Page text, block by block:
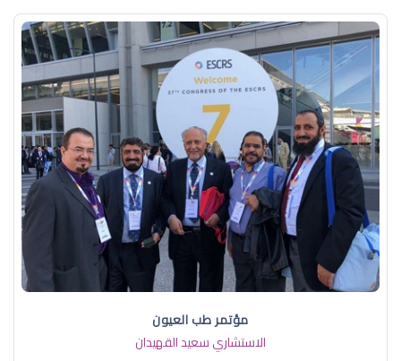
مؤتمر طب العيون
الاستشاري سعيد القهيدان